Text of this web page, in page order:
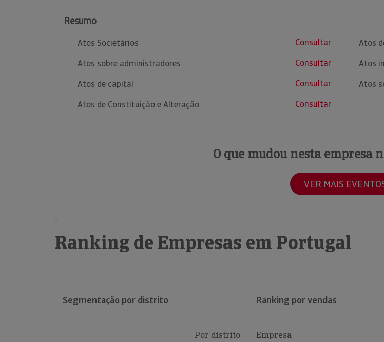
Resumo
Atos Societários
Consultar
Atos sobre administradores
Consultar
Atos de capital
Consultar
Atos de Constituição e Alteração
Consultar
Atos
Atos
Atos
O que mudou nesta empresa
VER MAIS
Ranking de Empresas em Portugal
Segmentação por distrito
Por distrito
Ranking por vendas
Empresa